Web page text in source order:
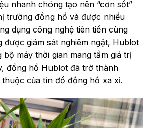
nhanh chóng tạo nên “cơn sốt”
trường đồng hồ và được nhiều
dụng công nghệ tiên tiến cùng
được giám sát nghiêm ngặt, Hublot
máy thời gian mang tầm giá trị
đồng hồ Hublot đã trở thành
của tín đồ đồng hồ xa xỉ.